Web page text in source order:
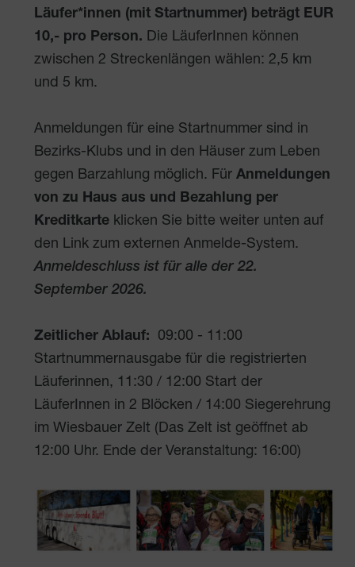
Läufer*innen (mit Startnummer) beträgt EUR
10,- pro Person. Die LäuferInnen können
zwischen 2 Streckenlängen wählen: 2,5 km
und 5 km.
Anmeldungen für eine Startnummer sind in
Bezirks-Klubs und in den Häuser zum Leben
gegen Barzahlung möglich. Für Anmeldungen
von zu Haus aus und Bezahlung per
Kreditkarte klicken Sie bitte weiter unten auf
den Link zum externen Anmelde-System.
Anmeldeschluss ist für alle der 22.
September 2026.
Zeitlicher Ablauf: 09:00 - 11:00
Startnummernausgabe für die registrierten
Läuferinnen, 11:30 / 12:00 Start der
LäuferInnen in 2 Blöcken / 14:00 Siegerehrung
im Wiesbauer Zelt (Das Zelt ist geöffnet ab
12:00 Uhr. Ende der Veranstaltung: 16:00)